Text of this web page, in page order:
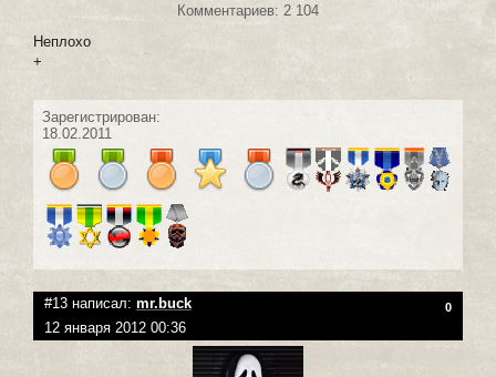
Комментариев: 2 104
Неплохо
+
Зарегистрирован:
18.02.2011
#13 написал: mr.buck 0
12 января 2012 00:36